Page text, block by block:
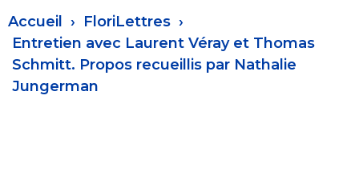
Fil
d'Ariane
Accueil
FloriLettres
Entretien avec Laurent Véray et Thomas
Schmitt. Propos recueillis par Nathalie
Jungerman